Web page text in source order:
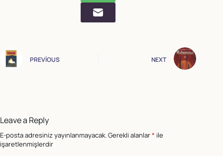
PREVIOUS NEXT
Leave a Reply
E-posta adresiniz yayınlanmayacak.Gerekli alanlar* ile
işaretlenmişlerdir